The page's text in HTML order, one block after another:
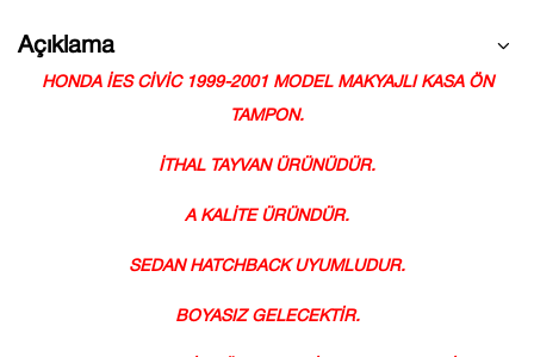
Açıklama
HONDA İES CİVİC 1999-2001 MODEL MAKYAJLI KASA ÖN
TAMPON.
İTHAL TAYVAN ÜRÜNÜDÜR.
A KALİTE ÜRÜNDÜR.
SEDAN HATCHBACK UYUMLUDUR.
BOYASIZ GELECEKTİR.